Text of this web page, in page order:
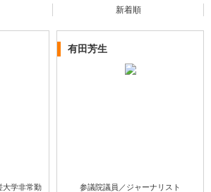
新着順
大学非常勤
有田芳生
参議院議員／ジャーナリスト